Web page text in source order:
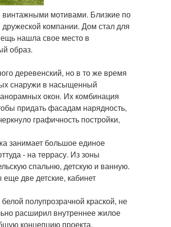
винтажными мотивами. Близкие по
компании. Дом стал для
нашла свое место в
образ.
деревенский, но в то же время
снаружи в насыщенный
окон. Их комбинация
придать фасадам нарядность,
графичность постройки,
занимает большое единое
- на террасу. Из зоны
спальню, детскую и ванную.
две детские, кабинет
полупрозрачной краской, не
расширил внутреннее жилое
концепцию проекта,